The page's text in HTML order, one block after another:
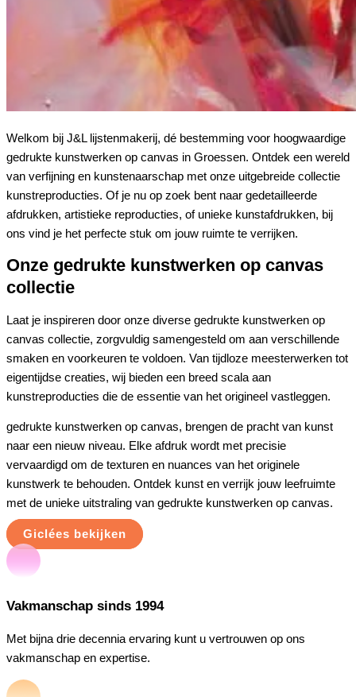
Welkom bij J&L lijstenmakerij, dé bestemming voor hoogwaardige
gedrukte kunstwerken op canvas in Groessen. Ontdek een wereld
van verfijning en kunstenaarschap met onze uitgebreide collectie
kunstreproducties. Of je nu op zoek bent naar gedetailleerde
afdrukken, artistieke reproducties, of unieke kunstafdrukken, bij
ons vind je het perfecte stuk om jouw ruimte te verrijken.
Onze gedrukte kunstwerken op canvas
collectie
Laat je inspireren door onze diverse gedrukte kunstwerken op
canvas collectie, zorgvuldig samengesteld om aan verschillende
smaken en voorkeuren te voldoen. Van tijdloze meesterwerken tot
eigentijdse creaties, wij bieden een breed scala aan
kunstreproducties die de essentie van het origineel vastleggen.
gedrukte kunstwerken op canvas, brengen de pracht van kunst
naar een nieuw niveau. Elke afdruk wordt met precisie
vervaardigd om de texturen en nuances van het originele
kunstwerk te behouden. Ontdek kunst en verrijk jouw leefruimte
met de unieke uitstraling van gedrukte kunstwerken op canvas.
Giclées bekijken
Vakmanschap sinds 1994
Met bijna drie decennia ervaring kunt u vertrouwen op ons
vakmanschap en expertise.